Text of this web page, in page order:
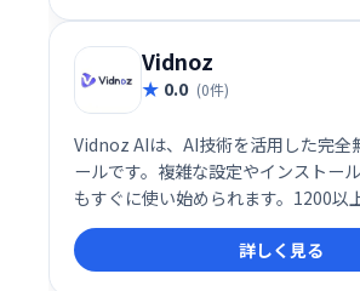
Vidnoz
0.0 (0件)
Vidnoz AIは、AI技術を活用した完全
ールです。複雑な設定やインストー
もすぐに使い始められます。1200以
1240以上のリアルなAI音声、2800
トを活用して、わずか1分でプロ品質
能です。
詳しく見る